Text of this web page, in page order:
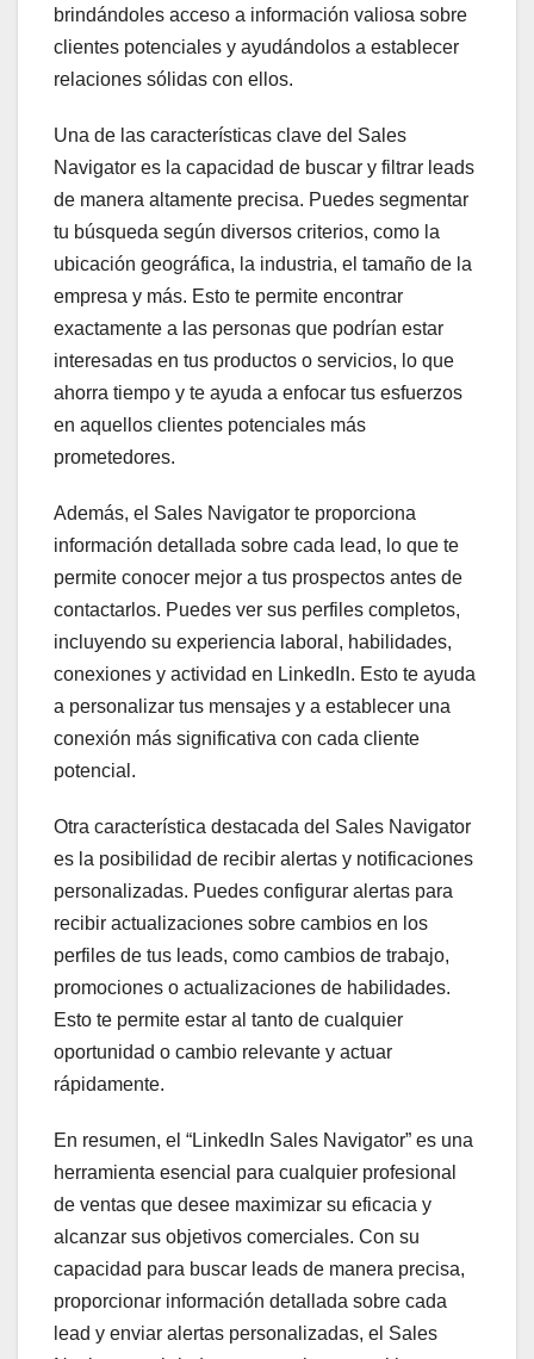
brindándoles acceso a información valiosa sobre
clientes potenciales y ayudándolos a establecer
relaciones sólidas con ellos.
Una de las características clave del Sales
Navigator es la capacidad de buscar y filtrar leads
de manera altamente precisa. Puedes segmentar
tu búsqueda según diversos criterios, como la
ubicación geográfica, la industria, el tamaño de la
empresa y más. Esto te permite encontrar
exactamente a las personas que podrían estar
interesadas en tus productos o servicios, lo que
ahorra tiempo y te ayuda a enfocar tus esfuerzos
en aquellos clientes potenciales más
prometedores.
Además, el Sales Navigator te proporciona
información detallada sobre cada lead, lo que te
permite conocer mejor a tus prospectos antes de
contactarlos. Puedes ver sus perfiles completos,
incluyendo su experiencia laboral, habilidades,
conexiones y actividad en LinkedIn. Esto te ayuda
a personalizar tus mensajes y a establecer una
conexión más significativa con cada cliente
potencial.
Otra característica destacada del Sales Navigator
es la posibilidad de recibir alertas y notificaciones
personalizadas. Puedes configurar alertas para
recibir actualizaciones sobre cambios en los
perfiles de tus leads, como cambios de trabajo,
promociones o actualizaciones de habilidades.
Esto te permite estar al tanto de cualquier
oportunidad o cambio relevante y actuar
rápidamente.
En resumen, el “LinkedIn Sales Navigator” es una
herramienta esencial para cualquier profesional
de ventas que desee maximizar su eficacia y
alcanzar sus objetivos comerciales. Con su
capacidad para buscar leads de manera precisa,
proporcionar información detallada sobre cada
lead y enviar alertas personalizadas, el Sales